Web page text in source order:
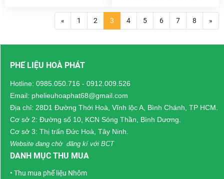
khảo và biết giá chính
thu mua da bò , da heo ,
da cừu , da cá sấu , thu
mua simili , thu mua vải
quần áo tồn kho thanh
lý , giầy dép , nốt áo ,
« 1 2 3 4 5 6 7 8 »
PHẾ LIỆU HOÀ PHÁT
Hotline: 0985.050.716 - 0912.009.526
Email: phelieuhoaphat68@gmail.com
Địa chỉ: 28D1 Đường Thới Hoà, Vĩnh lộc A, Bình Chánh, TP HCM.
Cơ sở 2: Đường số 10, KCN Sóng Thần, Bình Dương.
Cơ sở 3: Thị trấn Đức Hoà, Tây Ninh.
Website đang chờ đăng kí với BCT
DANH MỤC THU MUA
• Thu mua phế liệu Nhôm